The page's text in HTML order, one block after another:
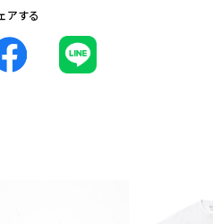
モニター、及び、スマートフォンの
、実際の商品の色と異なって見える
更になることがございます。
内）を過ぎますと、ご注文内容は
、十分にご注意下さい。
アする